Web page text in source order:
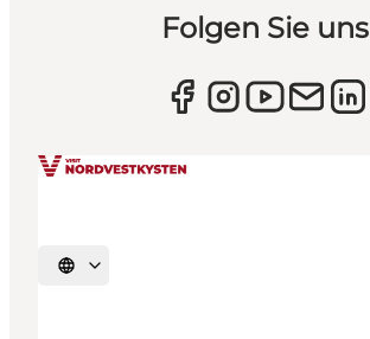
Folgen Sie uns
Sprache auswählen